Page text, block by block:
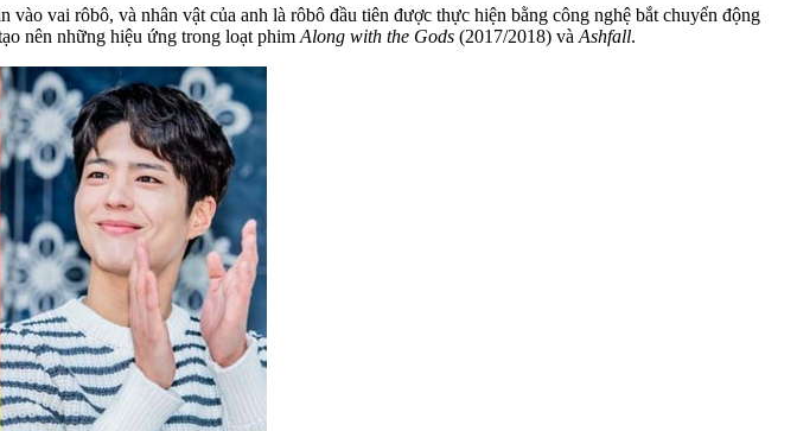
vai rôbô, và nhân vật của anh là rôbô đầu tiên được thực hiện bằng công nghệ bắt chuyển động
nên những hiệu ứng trong loạt phim Along with the Gods (2017/2018) và Ashfall.